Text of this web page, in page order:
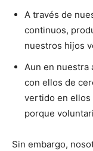
A través de
continuos,
nuestros hijos
Aun en nuestra
con ellos de
vertido en ellos
porque
Sin embargo,